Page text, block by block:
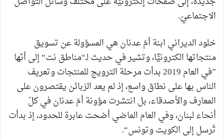
الاجتماعيّ.
خلود الديراني ابنة أمّ عدنان هي المسؤولة عن تسويق
منتجاتها الكترونيًّا، وتشير في حديث لـ“مناطق نت“ إلى أنّها
”في العام 2019 بدأت مرحلة الترويج للمنتجات وتعريف
الناس بها على نطاق واسع، إذ لم يعد الزبائن يقتصرون على
المعارف والأصدقاء، بل انتشرت مؤونة أمّ عدنان في كلّ
أنحاء لبنان، وفي العام الماضي أضحت عابرة للحدود، إذ بدأت
تُرسل إلى الكويت وتونس“.